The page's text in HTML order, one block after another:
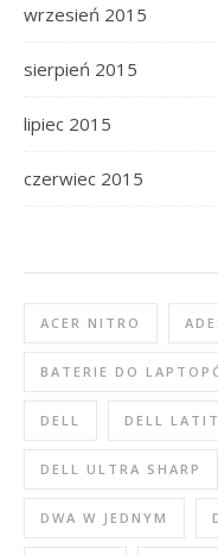
wrzesień 2015
sierpień 2015
lipiec 2015
czerwiec 2015
ACER NITRO
BATERIE DO
DELL DELL
DELL ULTRA SHARP
DWA W JEDNYM